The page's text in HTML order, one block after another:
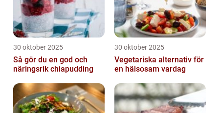
30 oktober 2025
Så gör du en god och
näringsrik chiapudding
30 oktober 2025
Vegetariska alternativ för
en hälsosam vardag